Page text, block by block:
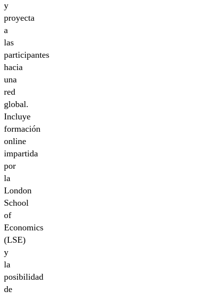
y
proyecta
a
las
participantes
hacia
una
red
global.
Incluye
formación
online
impartida
por
la
London
School
of
Economics
(LSE)
y
la
posibilidad
de